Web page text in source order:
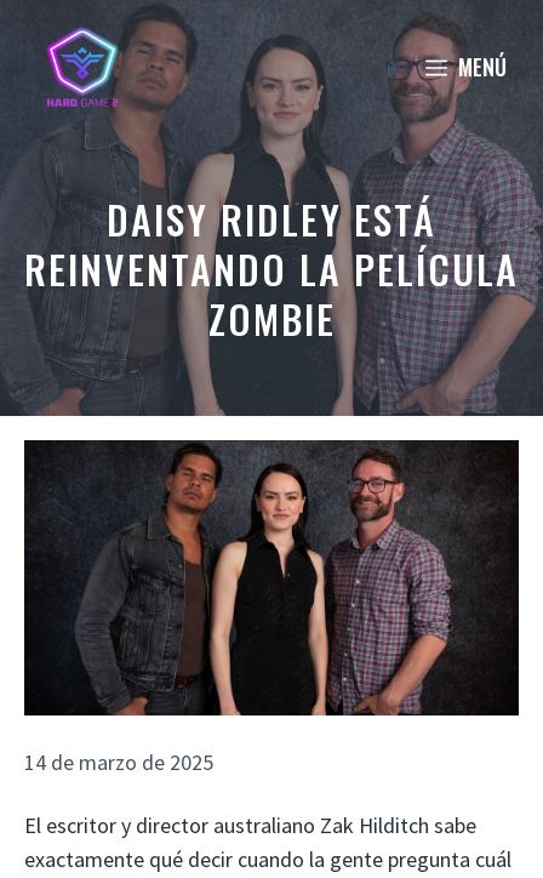
contenido
MENÚ
DAISY RIDLEY ESTÁ
REINVENTANDO LA PELÍCULA
ZOMBIE
14 de marzo de 2025
El escritor y director australiano Zak Hilditch sabe
exactamente qué decir cuando la gente pregunta cuál